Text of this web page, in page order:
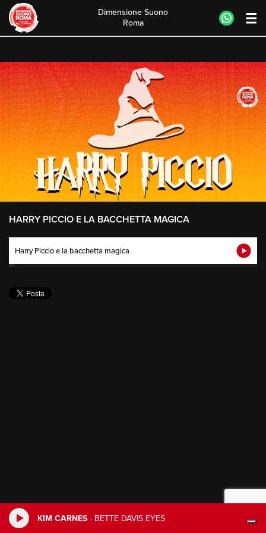
KIM CARNES - BETTE DAVIS EYES
content
Dimensione Suono
Roma
HARRY PICCIO E LA BACCHETTA MAGICA
Harry Piccio e la bacchetta magica